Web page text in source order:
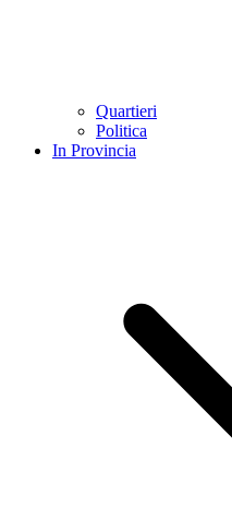
Quartieri
Politica
In Provincia